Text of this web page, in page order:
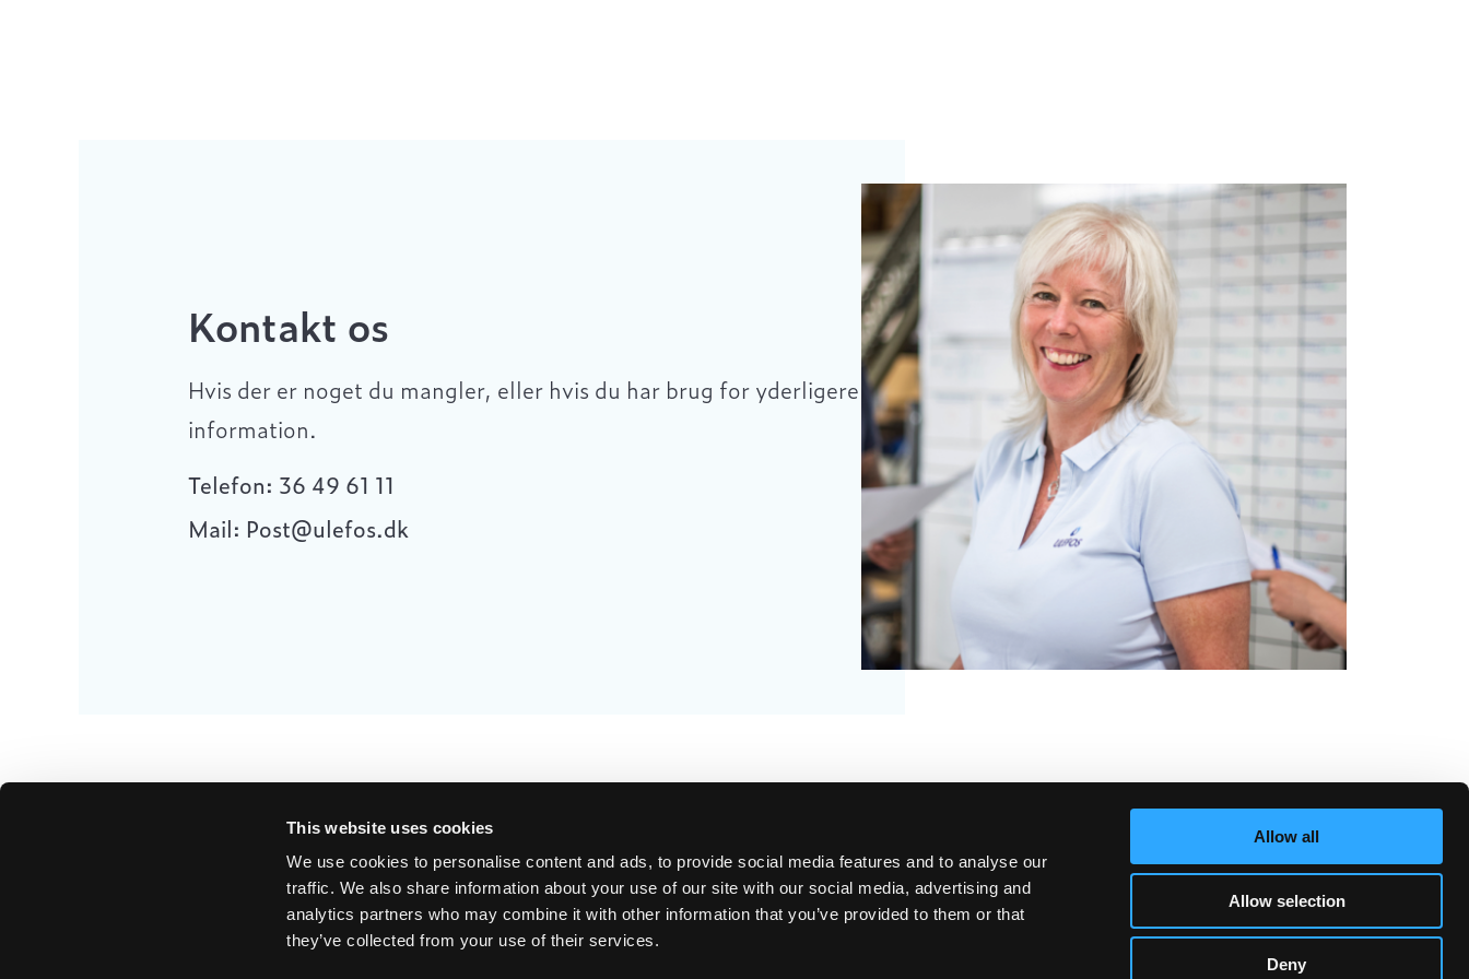
This website uses cookies
We use cookies to personalise content and ads, to provide social media features and to analyse our
traffic. We also share information about your use of our site with our social media, advertising and
analytics partners who may combine it with other information that you’ve provided to them or that
they’ve collected from your use of their services.
Allow all
Allow selection
Deny
Kontakt os
Hvis der er noget du mangler, eller hvis du har brug for yderligere
information.
Telefon: 36 49 61 11
Mail: Post@ulefos.dk
Ulefos Kontakt os Bæredygtighed